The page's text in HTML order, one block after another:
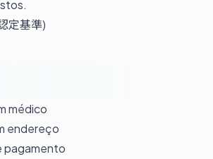
.
定基準)
médico
endereço
pagamento